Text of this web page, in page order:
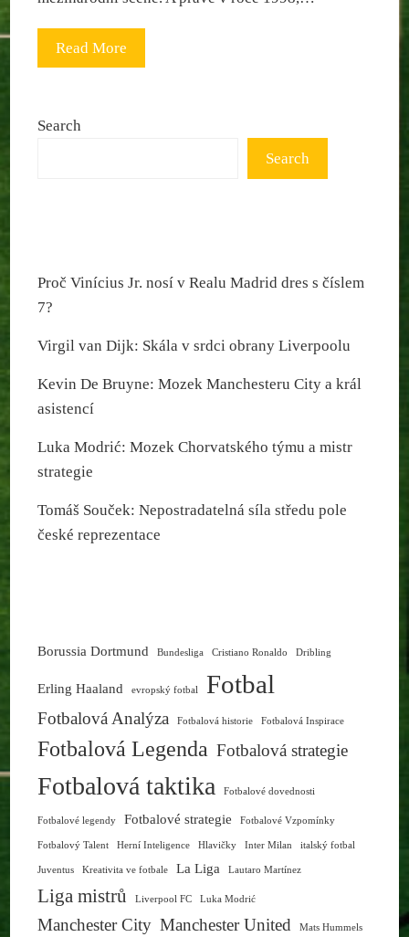
Read More
Search
Search
Proč Vinícius Jr. nosí v Realu Madrid dres s číslem
7?
Virgil van Dijk: Skála v srdci obrany Liverpoolu
Kevin De Bruyne: Mozek Manchesteru City a král
asistencí
Luka Modrić: Mozek Chorvatského týmu a mistr
strategie
Tomáš Souček: Nepostradatelná síla středu pole
české reprezentace
Borussia Dortmund Bundesliga Cristiano Ronaldo Dribling
Erling Haaland evropský fotbal Fotbal
Fotbalová Analýza Fotbalová historie Fotbalová Inspirace
Fotbalová Legenda Fotbalová strategie
Fotbalová taktika Fotbalové dovednosti
Fotbalové legendy Fotbalové strategie Fotbalové Vzpomínky
Fotbalový Talent Herní Inteligence Hlavičky Inter Milan italský fotbal
Juventus Kreativita ve fotbale La Liga Lautaro Martínez
Liga mistrů Liverpool FC Luka Modrić
Manchester City Manchester United Mats Hummels